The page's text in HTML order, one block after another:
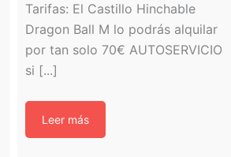
Tarifas: El Castillo Hinchable
Dragon Ball M lo podrás alquilar
por tan solo 70€ AUTOSERVICIO
si [...]
Leer más